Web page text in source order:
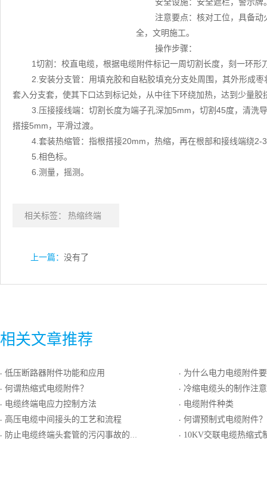
注意要点：核对工位，具备
全，文明施工。
操作步骤：
1切割：校直电缆，根据电缆附件标记一周切割长度，刻一环形
2.安装分支管：用填充胶和自粘胶填充分支处周围，其外形成
套入分支套，使其下口达到标记处，从中往下环绕加热，达到少量
3.压接接线端：切割长度为端子孔深加5mm，切割45度，清洗
搭接5mm，平滑过渡。
4.套装热缩管：指根搭接20mm，热缩，再在根部和接线端绕2-
5.相色标。
6.测量，摇测。
相关标签： 热缩终端
上一篇： 没有了
相关文章推荐
· 低压断路器附件功能和应用
· 何谓热缩式电缆附件？
· 电缆终端电应力控制方法
· 高压电缆中间接头的工艺和流程
· 防止电缆终端头套管的污闪事故的措施
· 为什么电力电缆附件
· 冷缩电缆头的制作注
· 电缆附件种类
· 何谓预制式电缆附件？
· 10KV交联电缆热缩式制作户